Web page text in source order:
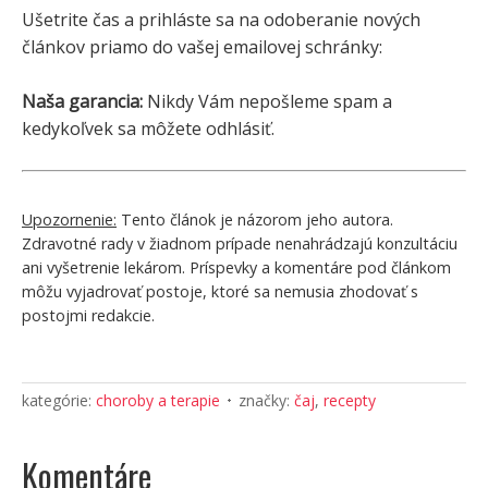
Ušetrite čas a prihláste sa na odoberanie nových
článkov priamo do vašej emailovej schránky:
Naša garancia: Nikdy Vám nepošleme spam a
kedykoľvek sa môžete odhlásiť.
Upozornenie: Tento článok je názorom jeho autora.
Zdravotné rady v žiadnom prípade nenahrádzajú konzultáciu
ani vyšetrenie lekárom. Príspevky a komentáre pod článkom
môžu vyjadrovať postoje, ktoré sa nemusia zhodovať s
postojmi redakcie.
kategórie: choroby a terapie značky: čaj, recepty
Komentáre